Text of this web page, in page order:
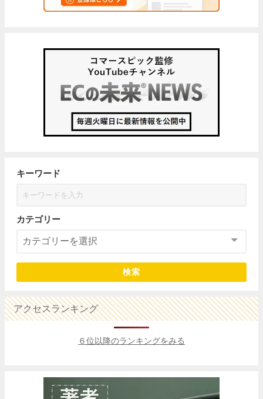
キーワード
カテゴリー
検索
アクセスランキング
６位以降のランキングをみる